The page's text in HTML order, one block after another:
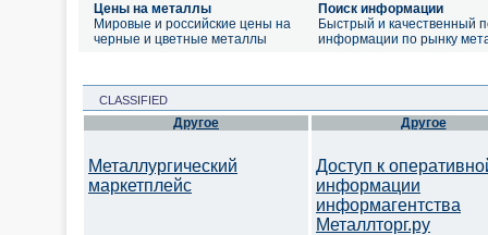
Цены на металлы
Мировые и российские цены на
черные и цветные металлы
Поиск информации
Быстрый и качественный
информации по рынку
CLASSIFIED
Другое
Металлургический
маркетплейс
Другое
Доступ к
информации
информагентства
Металлторг.ру